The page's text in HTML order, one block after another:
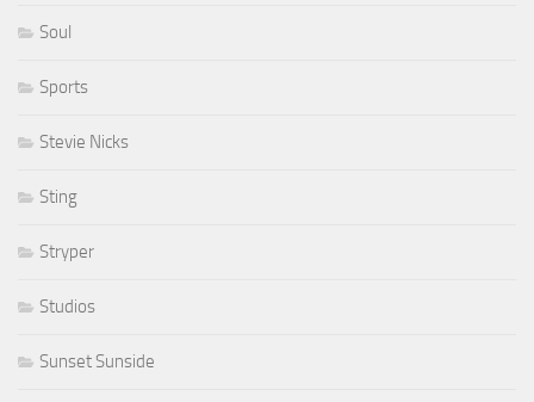
Soul
Sports
Stevie Nicks
Sting
Stryper
Studios
Sunset Sunside